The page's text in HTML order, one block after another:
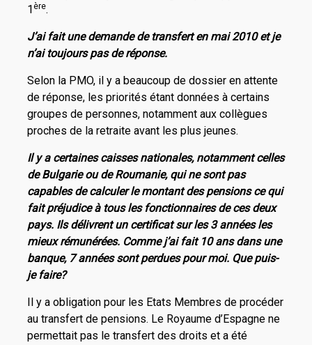
1ère.
J’ai fait une demande de transfert en mai 2010 et je
n’ai toujours pas de réponse.
Selon la PMO, il y a beaucoup de dossier en attente
de réponse, les priorités étant données à certains
groupes de personnes, notamment aux collègues
proches de la retraite avant les plus jeunes.
Il y a certaines caisses nationales, notamment celles
de Bulgarie ou de Roumanie, qui ne sont pas
capables de calculer le montant des pensions ce qui
fait préjudice à tous les fonctionnaires de ces deux
pays. Ils délivrent un certificat sur les 3 années les
mieux rémunérées. Comme j’ai fait 10 ans dans une
banque, 7 années sont perdues pour moi. Que puis-
je faire?
Il y a obligation pour les Etats Membres de procéder
au transfert de pensions. Le Royaume d’Espagne ne
permettait pas le transfert des droits et a été